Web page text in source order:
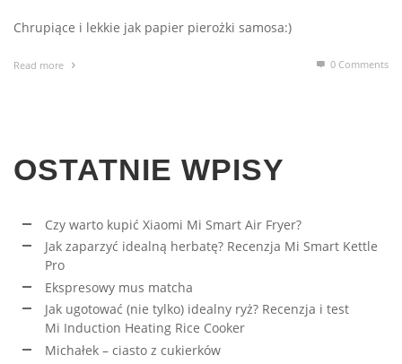
Chrupiące i lekkie jak papier pierożki samosa:)
Read more 0 Comments
OSTATNIE WPISY
Czy warto kupić Xiaomi Mi Smart Air Fryer?
Jak zaparzyć idealną herbatę? Recenzja Mi Smart Kettle
Pro
Ekspresowy mus matcha
Jak ugotować (nie tylko) idealny ryż? Recenzja i test
Mi Induction Heating Rice Cooker
Michałek – ciasto z cukierków